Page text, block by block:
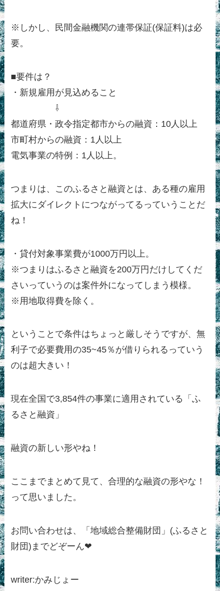
※しかし、民間金融機関の連帯保証(保証料)は必
要。
■要件は？
・新規雇用が見込めること
⇩
都道府県・政令指定都市からの融資：10人以上
市町村からの融資：1人以上
電気事業の特例：1人以上。
つまりは、このふるさと融資とは、ある種の雇用
拡大にダイレクトにつながってるっていうことだ
ね！
・貸付対象事業費が1000万円以上。
※つまりはふるさと融資を200万円だけしてくだ
さいっていうのは案件外になってしまう模様。
※用地取得費を除く。
ということで条件はちょっと厳しそうですが、無
利子で必要費用の35~45％が借りられるっていう
のは超大きい！
現在全国で3,854件の事業に適用されている「ふ
るさと融資」
融資の新しい形やね！
ここまでまとめて見て、合理的な融資の形やな！
って思いました。
お問い合わせは、「地域総合整備財団」(ふるさと
財団)までどぞーん❤
writer:かみじょー